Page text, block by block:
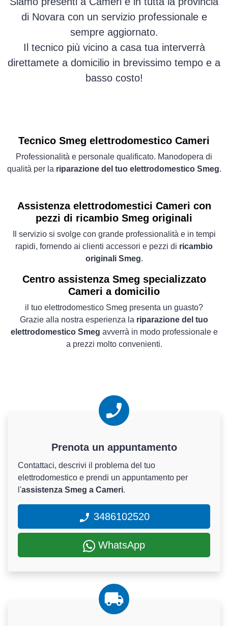
di Novara con un servizio professionale e
sempre aggiornato.
Il tecnico più vicino a casa tua interverrà
direttamete a domicilio in brevissimo tempo e a
basso costo!
Tecnico Smeg elettrodomestico Cameri
Professionalità e personale qualificato. Manodopera di
qualità per la riparazione del tuo elettrodomestico Smeg.
Assistenza elettrodomestici Cameri con
pezzi di ricambio Smeg originali
Il servizio si svolge con grande professionalità e in tempi
rapidi, fornendo ai clienti accessori e pezzi di ricambio
originali Smeg.
Centro assistenza Smeg specializzato
Cameri a domicilio
il tuo elettrodomestico Smeg presenta un guasto?
Grazie alla nostra esperienza la riparazione del tuo
elettrodomestico Smeg avverrà in modo professionale e
a prezzi molto convenienti.
Prenota un appuntamento
Contattaci, descrivi il problema del tuo
elettrodomestico e prendi un appuntamento per
l'assistenza Smeg a Cameri.
3486102520
WhatsApp